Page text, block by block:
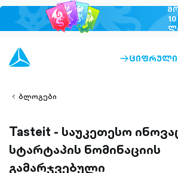
ARROW-
ᲪᲘᲤᲠᲣᲚᲘ
ბლოგები
Tasteit - საუკეთესო
სტარტაპის ნომინაციის
გამარჯვებული